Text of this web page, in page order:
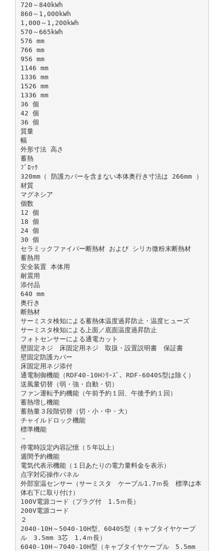
720～840kWh
860～1,000kWh
1,000～1,200kWh
570～665kWh
576 mm
766 mm
956 mm
1146 mm
1336 mm
1526 mm
1336 mm
36 個
42 個
36 個
質量
幅
外形寸法 高さ
蓄熱
ﾌﾞﾛｯｸ
320mm（ 防護カバーを含まない本体奥行き寸法は 266mm ）
材質
マグネシア
個数
12 個
18 個
24 個
30 個
セラミックファイバー断熱材 および シリカ微粉末断熱材
蓄熱用
安全装置 本体用
耐震用
添付品
640 mm
奥行き
断熱材
サーミスタ検知による蓄熱体温度過昇防止・温度ヒューズ
サーミスタ検知による上面／底面温度過昇防止
フォトセンサーによる通電カット
壁固定ネジ 床固定用ネジ 取扱・設置説明書 保証書
壁固定防護カバー
床固定用ネジ添付
通電制御機能（RDF40-10Hｼﾘｰｽﾞ、RDF-6040S型は除く）
送風量切替（弱・強・自動・切）
ファン運転予約機能（午前予約１回、午後予約１回）
蓄熱増し機能
蓄熱量３段階切替（切・小・中・大）
チャイルドロック機能
標準機能
－
停電時設定内容記憶（５年以上）
週間予約機能
電気代表示機能（１日あたりの電力量料金を表示）
点字対応操作パネル
外部室温センサー（サーミスタ ケーブル1.7ｍ長 標準は本
体右下に取り付け）
100V電源コード（プラグ付 1.5ｍ長）
200V電源コード
２
2040-10H～5040-10H型、6040S型（キャブタイヤケーブ
ル 3.5mm 3芯 1.4ｍ長）
6040-10H～7040-10H型（キャブタイヤケーブル 5.5mm